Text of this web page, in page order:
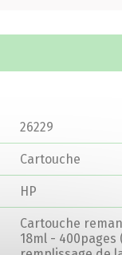
26229
Cartouche
HP
Cartouche
18ml -